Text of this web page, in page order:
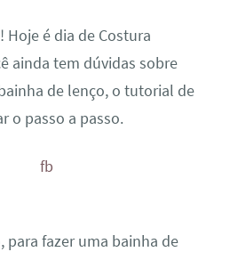
Hoje é dia de Costura
ainda tem dúvidas sobre
de lenço, o tutorial de
o passo a passo.
para fazer uma bainha de